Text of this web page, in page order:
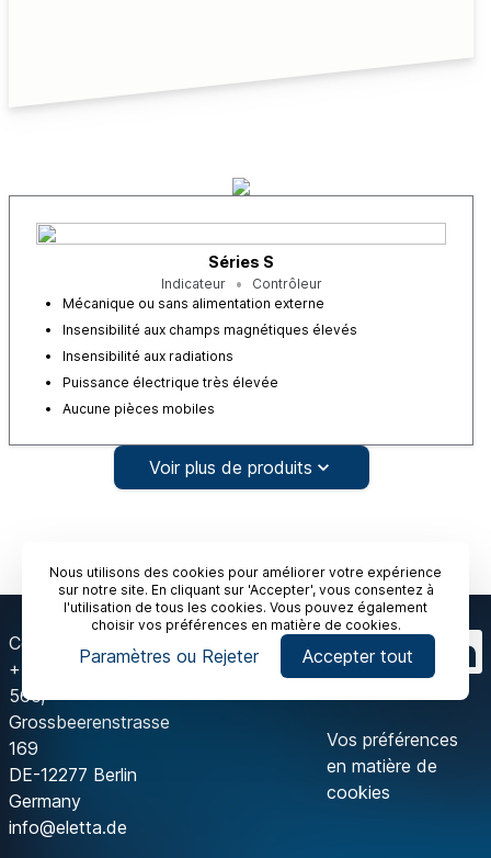
Séries S
Indicateur
Contrôleur
Mécanique ou sans alimentation externe
Insensibilité aux champs magnétiques élevés
Insensibilité aux radiations
Puissance électrique très élevée
Aucune pièces mobiles
Voir plus de produits
Nous utilisons des cookies pour améliorer votre expérience
sur notre site. En cliquant sur 'Accepter', vous consentez à
l'utilisation de tous les cookies. Vous pouvez également
choisir vos préférences en matière de cookies.
Paramètres ou Rejeter Accepter tout
Contactez-nous
+49 30 757 66
566,
Grossbeerenstrasse
169
DE-12277 Berlin
Germany
info@eletta.de
Vos préférences
en matière de
cookies